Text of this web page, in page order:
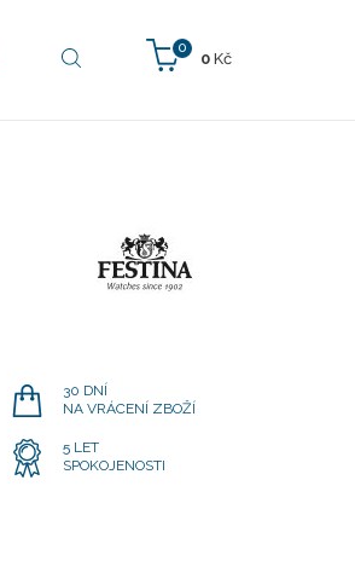
0
0 Kč
30 DNÍ
NA VRÁCENÍ ZBOŽÍ
5 LET
SPOKOJENOSTI